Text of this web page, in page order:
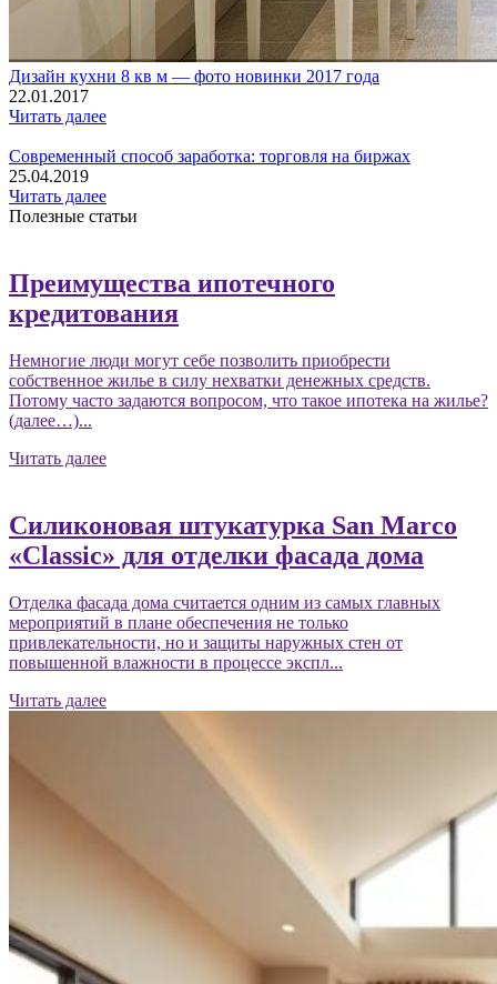
Дизайн кухни 8 кв м — фото новинки 2017 года
22.01.2017
Читать далее
Современный способ заработка: торговля на биржах
25.04.2019
Читать далее
Полезные статьи
Преимущества ипотечного
кредитования
Немногие люди могут себе позволить приобрести
собственное жилье в силу нехватки денежных средств.
Потому часто задаются вопросом, что такое ипотека на жилье?
(далее…)...
Читать далее
Силиконовая штукатурка San Marco
«Classic» для отделки фасада дома
Отделка фасада дома считается одним из самых главных
мероприятий в плане обеспечения не только
привлекательности, но и защиты наружных стен от
повышенной влажности в процессе экспл...
Читать далее